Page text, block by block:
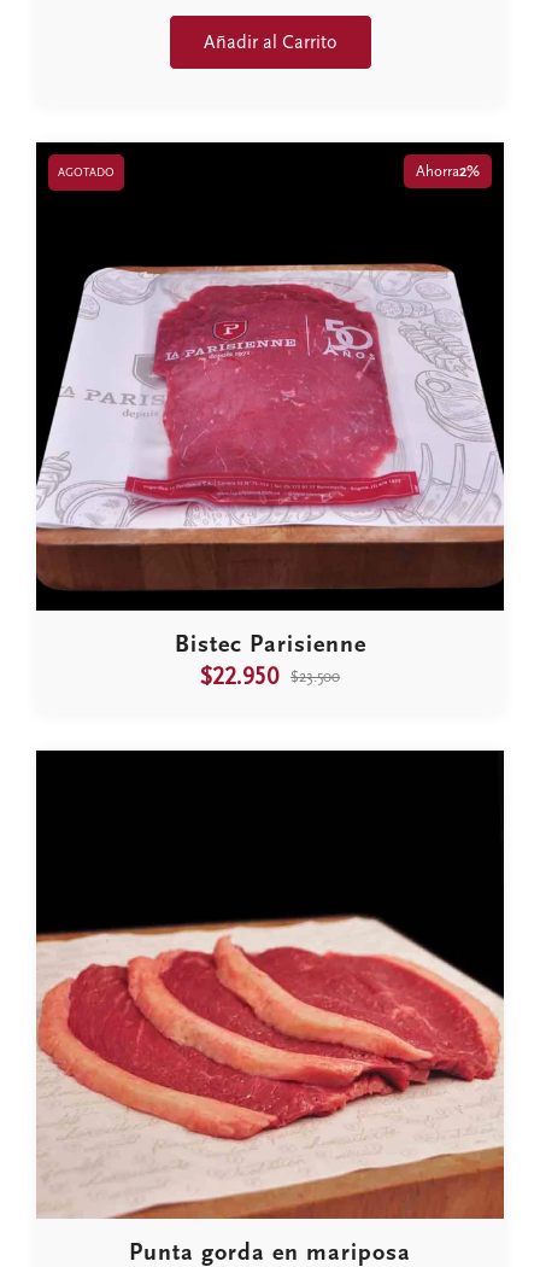
Añadir al Carrito
AGOTADO Ahorra2%
Bistec Parisienne
$22.950 $23.500
Punta gorda en mariposa